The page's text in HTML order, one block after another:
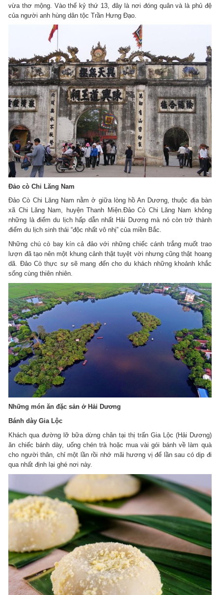
vừa thơ mộng. Vào thế kỷ thứ 13, đây là nơi đóng quân và là phủ đệ
của người anh hùng dân tộc Trần Hưng Ðạo.
Đảo cò Chi Lăng Nam
Đảo Cò Chi Lăng Nam nằm ở giữa lòng hồ An Dương, thuộc địa bàn
xã Chi Lăng Nam, huyện Thanh Miện.Đảo Cò Chi Lăng Nam không
những là điểm du lịch hấp dẫn nhất Hải Dương mà nó còn trở thành
điểm du lịch sinh thái “độc nhất vô nhị” của miền Bắc.
Những chú cò bay kín cả đảo với những chiếc cánh trắng muốt trao
lượn đã tạo nên một khung cảnh thật tuyệt vời nhưng cũng thật hoang
dã. Đảo Cò thực sự sẽ mang đến cho du khách những khoảnh khắc
sống cùng thiên nhiên.
Những món ăn đặc sản ở Hải Dương
Bánh dày Gia Lộc
Khách qua đường lỡ bữa dừng chân tại thị trấn Gia Lộc (Hải Dương)
ăn chiếc bánh dày, uống chén trà hoặc mua vài gói bánh về làm quà
cho người thân, chỉ một lần rồi nhớ mãi hương vị để lần sau có dịp đi
qua nhất định lại ghé nơi này.